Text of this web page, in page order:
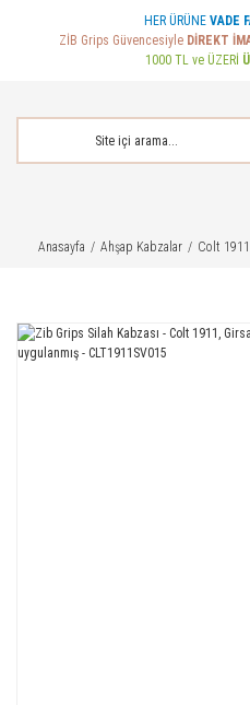
HER ÜRÜNE VADE
ZİB Grips Güvencesiyle DİREKT
1000 TL ve ÜZERİ
Anasayfa Ahşap Kabzalar Colt 1911